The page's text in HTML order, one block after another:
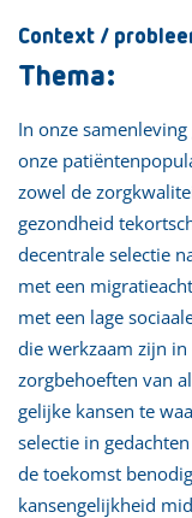
Context /
Thema:
In onze
onze
zowel de
gezondheid
decentrale selectie
met een
met een lage
die werkzaam zijn in
zorgbehoeften van
gelijke kansen te
selectie in
de toekomst
kansengelijkheid